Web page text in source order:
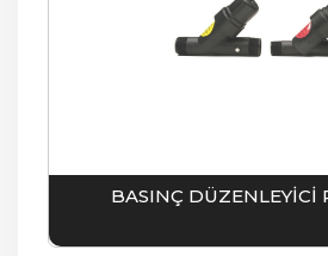
BASINÇ DÜZENLEYİCİ